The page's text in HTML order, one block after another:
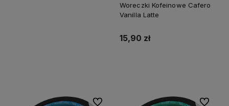
Woreczki Kofeinowe Cafero
Vanilla Latte
15,90 zł
Do ulubionych Do